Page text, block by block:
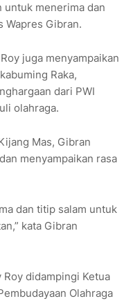
untuk menerima dan
Wapres Gibran.
juga menyampaikan
Raka,
dari PWI
olahraga.
Mas, Gibran
menyampaikan rasa
dan titip salam untuk
kata Gibran
didampingi Ketua
Olahraga